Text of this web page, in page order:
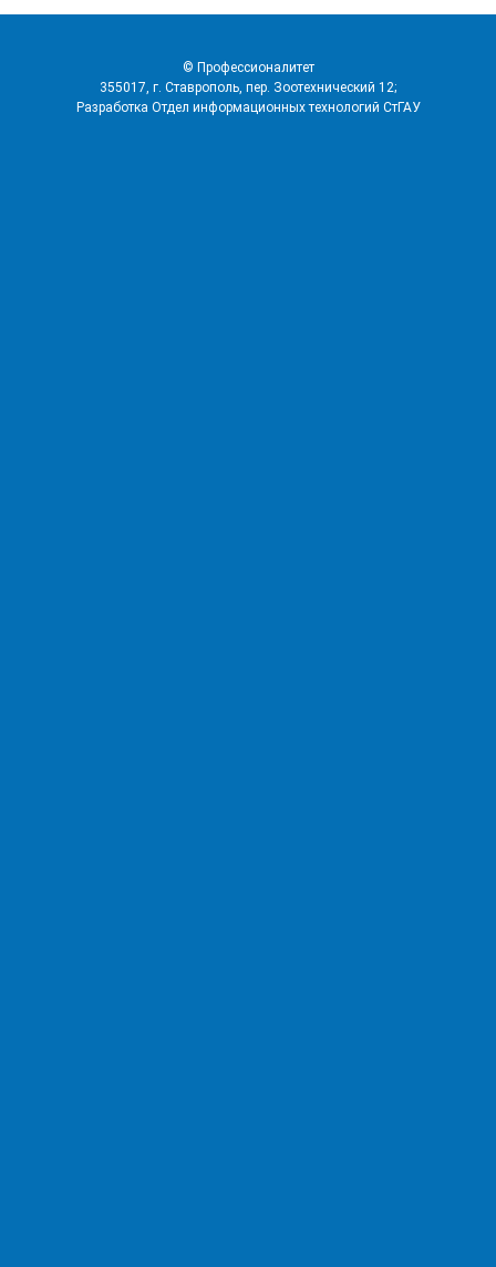
© Профессионалитет
355017, г. Ставрополь, пер. Зоотехнический 12;
Разработка Отдел информационных технологий СтГАУ